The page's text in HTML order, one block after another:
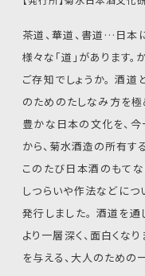
茶道、華道、書道…日本
様々な「道」があります。
ご存知でしょうか。 酒道
のためのたしなみ方を極
豊かな日本の文化を、今
から、菊水酒造の所有す
このたび日本酒のもて
しつらいや作法などに
発行しました。 酒道を
より一層深く、面白くな
を与える、大人のための